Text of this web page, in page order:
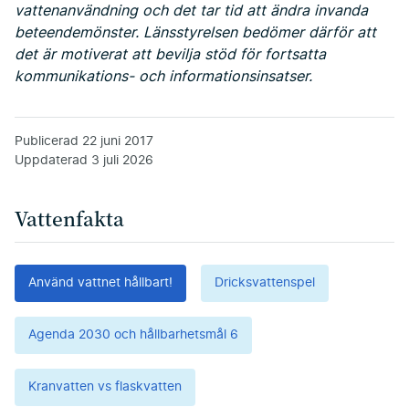
vattenanvändning och det tar tid att ändra invanda
beteendemönster. Länsstyrelsen bedömer därför att
det är motiverat att bevilja stöd för fortsatta
kommunikations- och informationsinsatser.
Publicerad 22 juni 2017
Uppdaterad 3 juli 2026
Vattenfakta
Använd vattnet hållbart! Dricksvattenspel
Agenda 2030 och hållbarhetsmål 6
Kranvatten vs flaskvatten